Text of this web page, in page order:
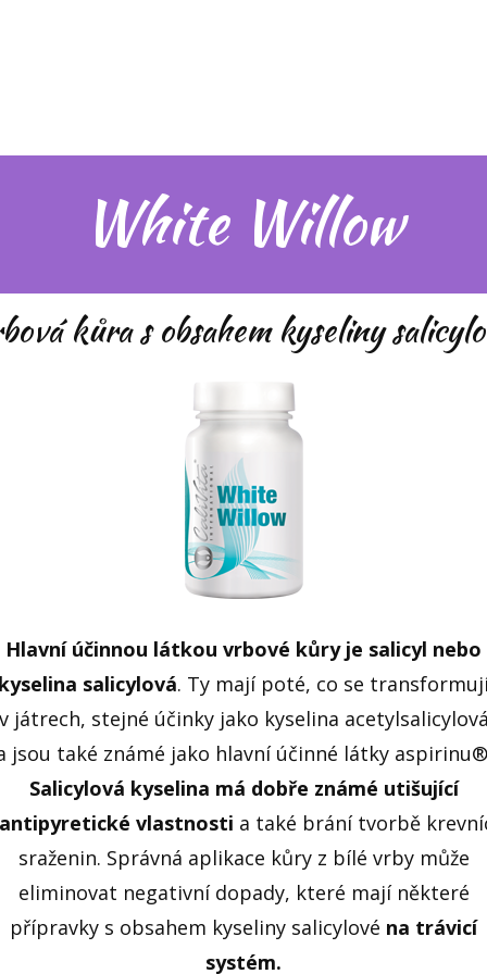
White Willow
kůra s obsahem kyseliny
Hlavní účinnou látkou vrbové kůry je salicyl nebo
salicylová. Ty mají poté, co se
játrech, stejné účinky jako kyselina acetylsalicylová
jsou také známé jako hlavní účinné látky
Salicylová kyselina má dobře známé utišující
vlastnosti a také brání tvorbě
sraženin. Správná aplikace kůry z bílé vrby může
eliminovat negativní dopady, které mají některé
přípravky s obsahem kyseliny salicylové na trávicí
systém.